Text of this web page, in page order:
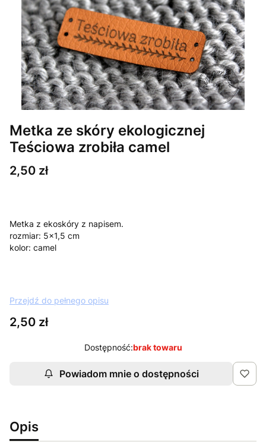
Metka ze skóry ekologicznej
Teściowa zrobiła camel
Cena
2,50 zł
Metka z ekoskóry z napisem.
rozmiar: 5x1,5 cm
kolor: camel
Przejdź do pełnego opisu
Cena
2,50 zł
Dostępność:brak towaru
Powiadom mnie o dostępności
Opis